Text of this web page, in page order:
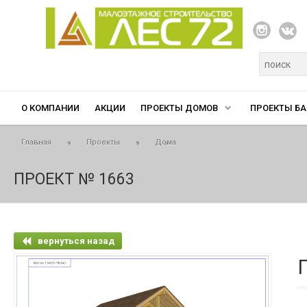
Перейти к основному содержанию
Форма
О КОМПАНИИ АКЦИИ ПРОЕКТЫ ДОМОВ ПРОЕКТЫ
Вы здесь
Главная » Проекты » Дома
ПРОЕКТ № 1663
вернуться назад